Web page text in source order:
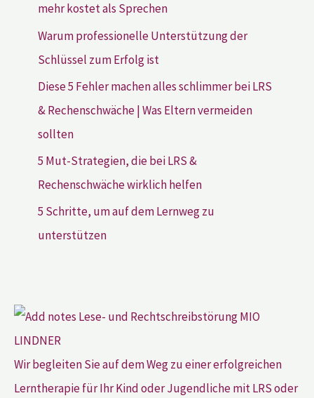
mehr kostet als Sprechen
Warum professionelle Unterstützung der
Schlüssel zum Erfolg ist
Diese 5 Fehler machen alles schlimmer bei LRS
& Rechenschwäche | Was Eltern vermeiden
sollten
5 Mut-Strategien, die bei LRS &
Rechenschwäche wirklich helfen
5 Schritte, um auf dem Lernweg zu
unterstützen
Wir begleiten Sie auf dem Weg zu einer erfolgreichen
Lerntherapie für Ihr Kind oder Jugendliche mit LRS oder